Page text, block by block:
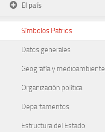
El país
Símbolos Patrios
Datos generales
Geografía y medioambiente
Organización política
Departamentos
Estructura del Estado